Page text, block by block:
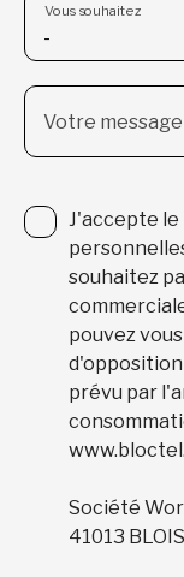
-
Vous souhaitez
Votre message
J'accepte
souhaitez
pouvez
prévu par
Société
41013